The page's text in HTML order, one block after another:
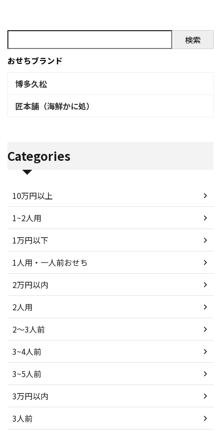
検索
おせちブランド
博多久松
匠本舗（海鮮かに処）
Categories
10万円以上
1~2人用
1万円以下
1人用・一人前おせち
2万円以内
2人用
2～3人前
3~4人前
3~5人前
3万円以内
3人前